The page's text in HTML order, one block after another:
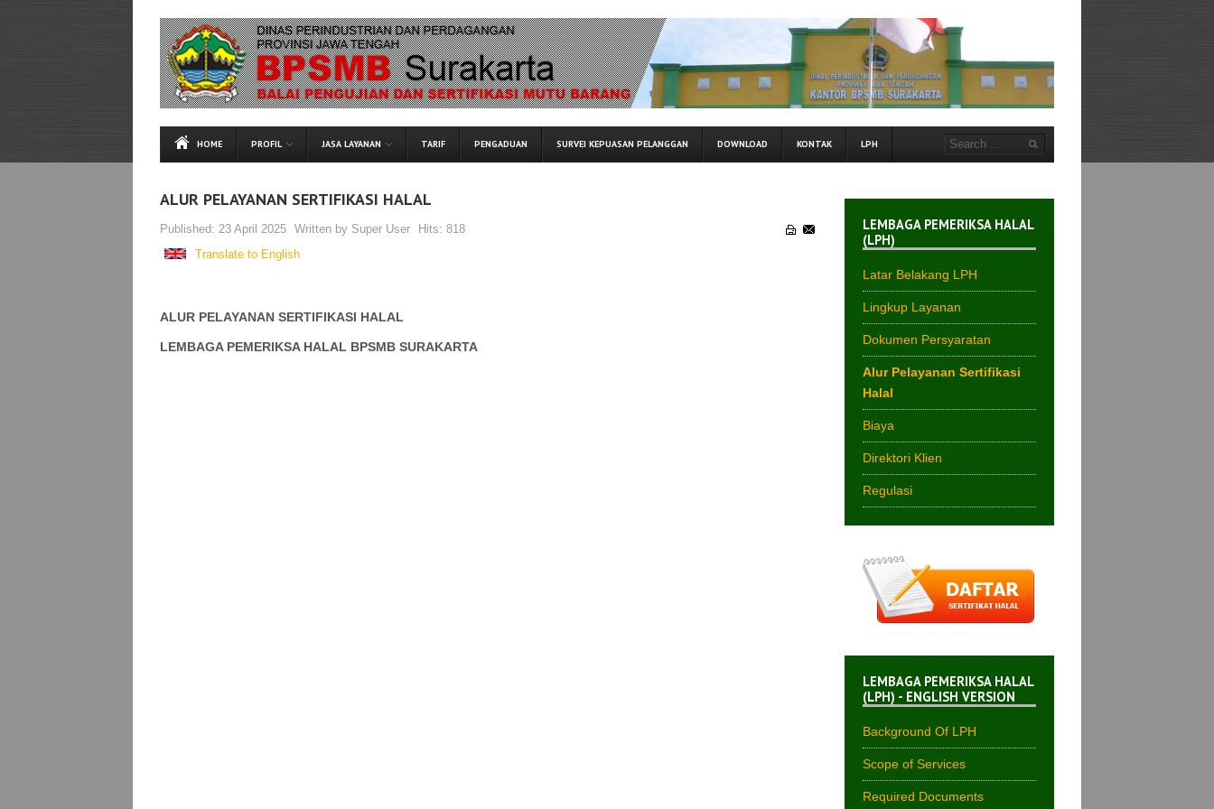
HOME PROFIL JASA LAYANAN TARIF PENGADUAN SURVEI KEPUASAN PELANGGAN DOWNLOAD KONTAK LPH
ALUR PELAYANAN SERTIFIKASI HALAL
Published: 23 April 2025 Written by Super User Hits: 818
Translate to English
ALUR PELAYANAN SERTIFIKASI HALAL
LEMBAGA PEMERIKSA HALAL BPSMB SURAKARTA
LEMBAGA PEMERIKSA HALAL
(LPH)
Latar Belakang LPH
Lingkup Layanan
Dokumen Persyaratan
Alur Pelayanan Sertifikasi
Halal
Biaya
Direktori Klien
Regulasi
LEMBAGA PEMERIKSA HALAL
(LPH) - ENGLISH VERSION
Background Of LPH
Scope of Services
Required Documents